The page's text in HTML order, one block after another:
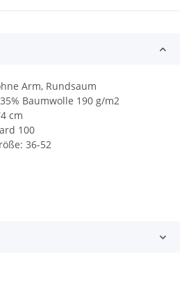
Arm, Rundsaum
Baumwolle 190 g/m2
cm
100
36-52